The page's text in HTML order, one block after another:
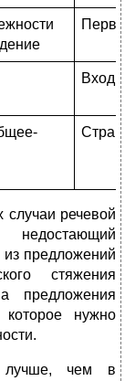
Вход
речевой
недостающий
из предложений
стяжения
предложения
которое нужно
лучше, чем в